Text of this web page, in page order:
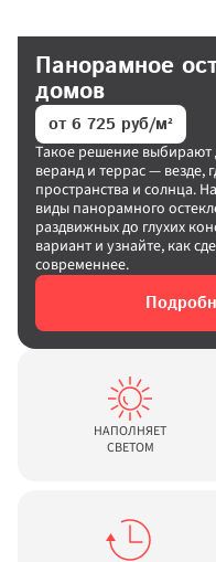
Панорамное
домов
от 6 725 руб/м²
Такое решение выбирают
веранд и террас — везде,
пространства и солнца.
виды панорамного
раздвижных до глухих
вариант и узнайте, как
современнее.
НАПОЛНЯЕТ
СВЕТОМ